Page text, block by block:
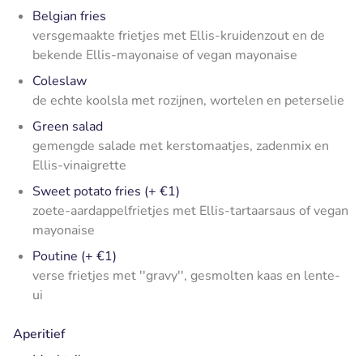
Belgian fries
versgemaakte frietjes met Ellis-kruidenzout en de
bekende Ellis-mayonaise of vegan mayonaise
Coleslaw
de echte koolsla met rozijnen, wortelen en peterselie
Green salad
gemengde salade met kerstomaatjes, zadenmix en
Ellis-vinaigrette
Sweet potato fries (+ €1)
zoete-aardappelfrietjes met Ellis-tartaarsaus of vegan
mayonaise
Poutine (+ €1)
verse frietjes met ''gravy'', gesmolten kaas en lente-
ui
Aperitief